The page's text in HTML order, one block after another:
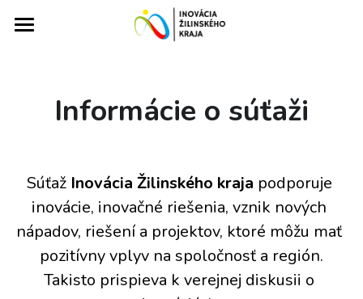
Čo je to Pitch Deck?
Regionálna inovácia
Ročník 2024
Ročník 2023
Ročník 2022
Predchádzajúce ročníky
Ročník 2024
Ročník 2023
Kontakt
Informácie o súťaži
Súťaž Inovácia Žilinského kraja podporuje
inovácie, inovačné riešenia, vznik nových
nápadov, riešení a projektov, ktoré môžu mať
pozitívny vplyv na spoločnosť a región.
Takisto prispieva k verejnej diskusii o
KATEGORIE BLOGU